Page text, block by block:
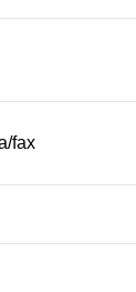
fax